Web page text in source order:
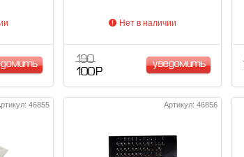
Нет в наличии
190
100 Р
уведомить
46855 Артикул: 46856